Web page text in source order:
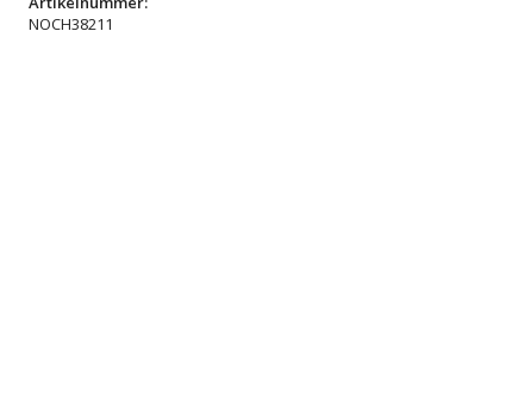
NOCH38211